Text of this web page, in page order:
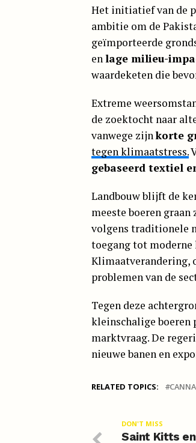
Het initiatief van de
ambitie om de
geïmporteerde
en lage milieu-
waardeketen die
Extreme
de zoektocht naar
vanwege zijnkorte
tegen klimaatstress.
gebaseerd textiel
Landbouw blijft de
meeste boeren
volgens traditionele
toegang tot moderne
Klimaatverandering,
problemen van de
Tegen deze
kleinschalige boeren
marktvraag. De
nieuwe banen en
RELATED TOPICS:
DON'T MISS
Saint Kitts